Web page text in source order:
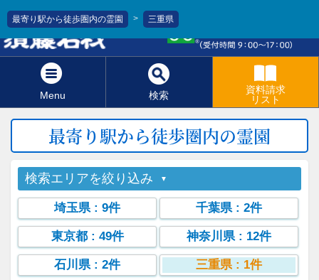
Menu 検索
資料請求
リスト
最寄り駅から徒歩圏内の霊園 > 三重県
最寄り駅から徒歩圏内の霊園
検索エリアを絞り込み
埼玉県: 9件 千葉県: 2件
東京都: 49件 神奈川県: 12件
石川県: 2件 三重県: 1件